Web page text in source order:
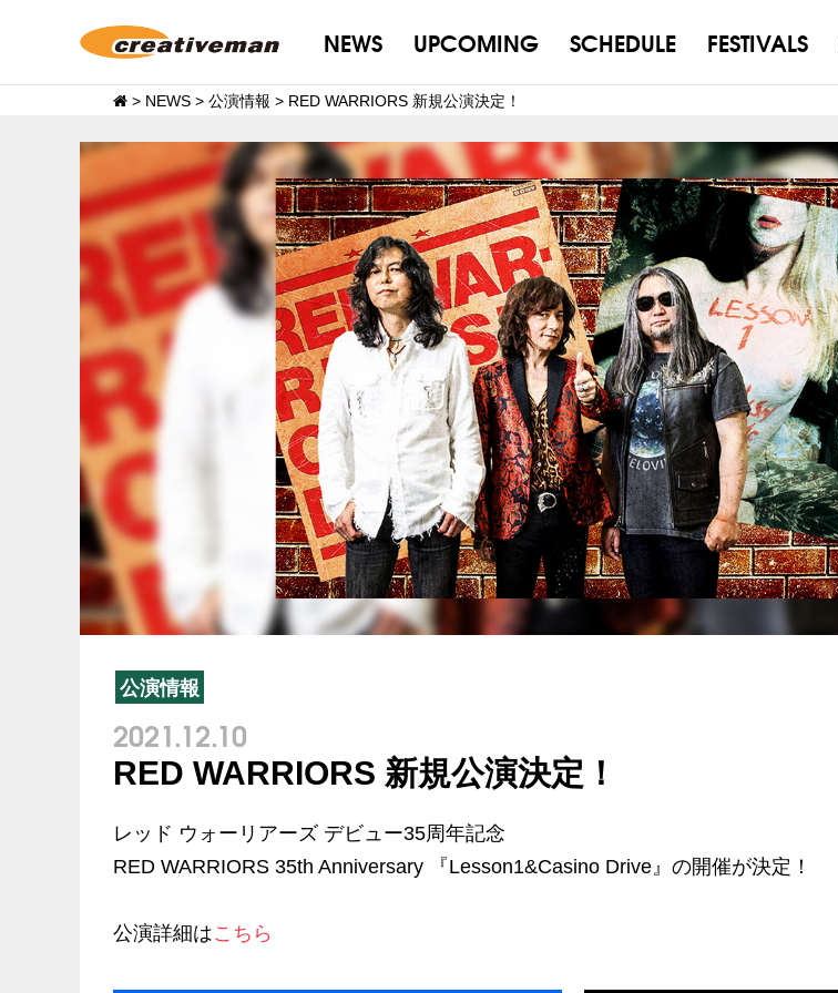
NEWS UPCOMING SCHEDULE FESTIVALS
> NEWS > 公演情報 > RED WARRIORS 新規公演決定！
公演情報
2021.12.10
RED WARRIORS 新規公演決定！
レッド ウォーリアーズ デビュー35周年記念
RED WARRIORS 35th Anniversary 『Lesson1&Casino Drive』の開催が決定！
公演詳細はこちら